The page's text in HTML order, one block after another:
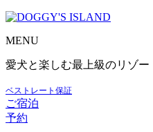
MENU
愛犬と楽しむ最上級のリゾー
ベストレート保証
ご宿泊
予約